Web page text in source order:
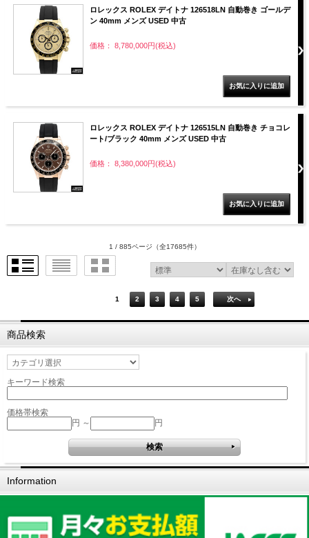
ロレックス ROLEX デイトナ 126518LN 自動巻き ゴールデ
ン 40mm メンズ USED 中古
価格： 8,780,000円(税込)
ロレックス ROLEX デイトナ 126515LN 自動巻き チョコレ
ート/ブラック 40mm メンズ USED 中古
価格： 8,380,000円(税込)
1 / 885ページ （全17685件）
1 2 3 4 5 次へ
商品検索
キーワード検索
価格帯検索
円 ～
円
Information